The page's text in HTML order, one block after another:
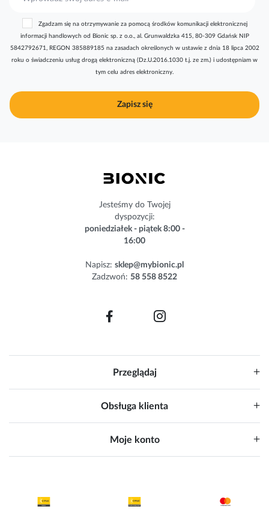
r
y
j
n
Zapisz się
Zgadzam się na otrzymywanie za pomocą środków komunikacji elektronicznej
informacji handlowych od Bionic sp. z o.o., al. Grunwaldzka 415, 80-309 Gdańsk NIP
5842792671, REGON 385889185 na zasadach określonych w ustawie z dnia 18 lipca 2002
roku o świadczeniu usług drogą elektroniczną (Dz.U.2016.1030 t.j. ze zm.) i udostępniam w
tym celu adres elektroniczny.
Jesteśmy do Twojej
dyspozycji:
poniedziałek - piątek 8:00 -
16:00
Napisz: sklep@mybionic.pl
Zadzwoń: 58 558 8522
Przeglądaj
Obsługa klienta
Moje konto